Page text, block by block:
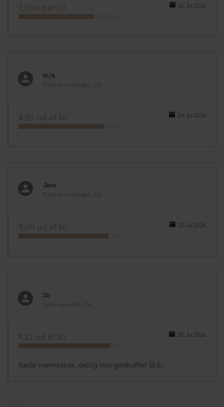
26.Jul.2026
7,50 ud af 10
N/A
Familie med børn, DE
24.Jul.2026
8,50 ud af 10
Jens
Familie med børn, DK
22.Jul.2026
9,00 ud af 10
Ib
Solo-rejsende, DK
20.Jul.2026
9,17 ud af 10
Søde mennesker, dejlig morgenbuffet 😃👍